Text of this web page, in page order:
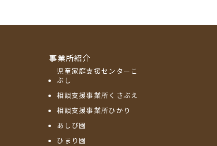
事業所紹介
児童家庭支援センターこ
ぶし
相談支援事業所くさぶえ
相談支援事業所ひかり
あしび園
ひまり園